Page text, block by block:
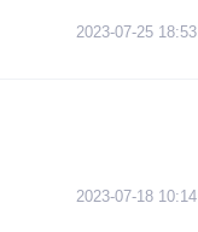
2023-07-25 18:53
2023-07-18 10:14